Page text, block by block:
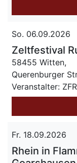
So. 06.09.2026
Zeltfestival
58455 Witten,
Querenburger
Veranstalter:
Fr. 18.09.2026
Rhein in